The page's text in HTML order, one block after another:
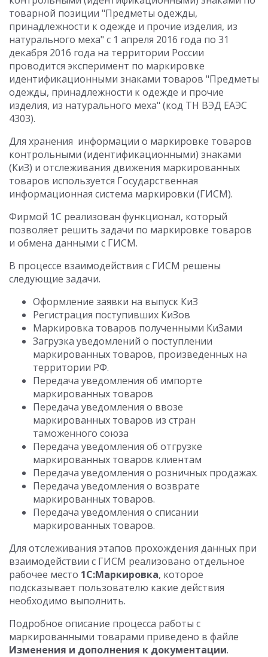
товарной позиции "Предметы одежды,
принадлежности к одежде и прочие изделия, из
натурального меха" с 1 апреля 2016 года по 31
декабря 2016 года на территории России
проводится эксперимент по маркировке
идентификационными знаками товаров "Предметы
одежды, принадлежности к одежде и прочие
изделия, из натурального меха" (код ТН ВЭД ЕАЭС
4303).
Для хранения информации о маркировке товаров
контрольными (идентификационными) знаками
(КиЗ) и отслеживания движения маркированных
товаров используется Государственная
информационная система маркировки (ГИСМ).
Фирмой 1С реализован функционал, который
позволяет решить задачи по маркировке товаров
и обмена данными с ГИСМ.
В процессе взаимодействия с ГИСМ решены
следующие задачи.
Оформление заявки на выпуск КиЗ
Регистрация поступивших КиЗов
Маркировка товаров полученными КиЗами
Загрузка уведомлений о поступлении
маркированных товаров, произведенных на
территории РФ.
Передача уведомления об импорте
маркированных товаров
Передача уведомления о ввозе
маркированных товаров из стран
таможенного союза
Передача уведомления об отгрузке
маркированных товаров клиентам
Передача уведомления о розничных продажах.
Передача уведомления о возврате
маркированных товаров.
Передача уведомления о списании
маркированных товаров.
Для отслеживания этапов прохождения данных при
взаимодействии с ГИСМ реализовано отдельное
рабочее место 1С:Маркировка, которое
подсказывает пользователю какие действия
необходимо выполнить.
Подробное описание процесса работы с
маркированными товарами приведено в файле
Изменения и дополнения к документации.